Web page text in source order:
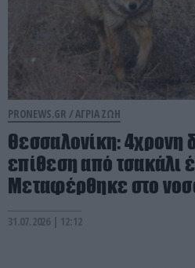
PRONEWS.GR /ΑΓΡΙΑ ΖΩΗ
Θεσσαλονίκη: 4χρονη
επίθεση από τσακάλι
Μεταφέρθηκε στο
31.07.2026 | 12:12